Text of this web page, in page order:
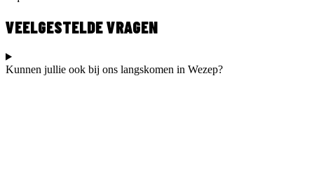
VEELGESTELDE VRAGEN
Kunnen jullie ook bij ons langskomen in Wezep?